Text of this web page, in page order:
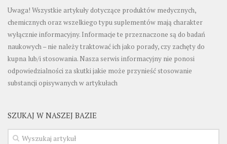
Uwaga! Wszystkie artykuły dotyczące produktów medycznych,
chemicznych oraz wszelkiego typu suplementów mają charakter
wyłącznie informacyjny. Informacje te przeznaczone są do badań
naukowych – nie należy traktować ich jako porady, czy zachęty do
kupna lub/i stosowania. Nasza serwis informacyjny nie ponosi
odpowiedzialności za skutki jakie może przynieść stosowanie
substancji opisywanych w artykułach
SZUKAJ W NASZEJ BAZIE